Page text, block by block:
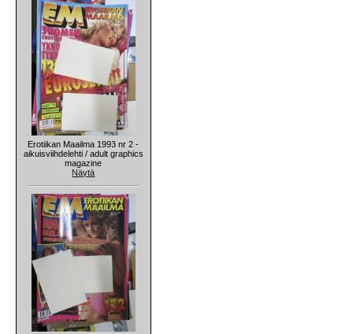
Erotiikan Maailma 1993 nr 2 -
aikuisviihdelehti / adult graphics
magazine
Näytä